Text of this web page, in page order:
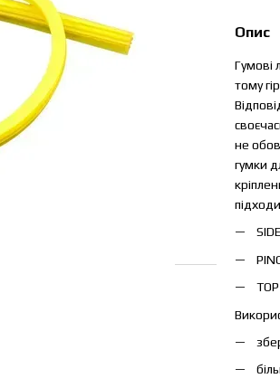
Опис
Гумові
тому
не
гумки